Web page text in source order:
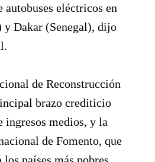
eléctricos en
Dakar (Senegal), dijo
de Reconstrucción
brazo crediticio
ingresos medios, y la
de Fomento, que
países más pobres,